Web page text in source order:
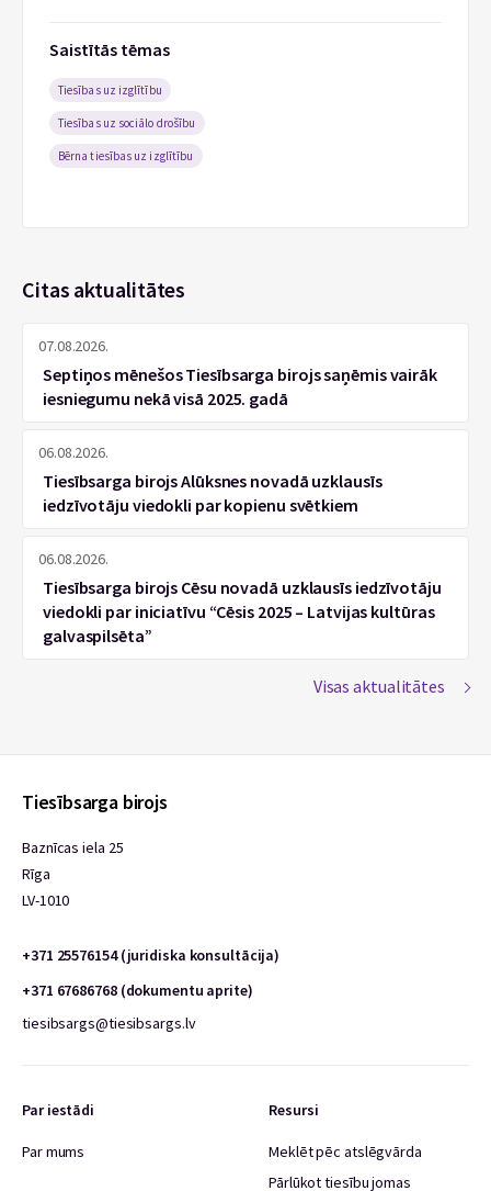
Saistītās tēmas
Tiesības uz izglītību
Tiesības uz sociālo drošību
Bērna tiesības uz izglītību
Citas aktualitātes
07.08.2026.
Septiņos mēnešos Tiesībsarga birojs saņēmis vairāk
iesniegumu nekā visā 2025. gadā
06.08.2026.
Tiesībsarga birojs Alūksnes novadā uzklausīs
iedzīvotāju viedokli par kopienu svētkiem
06.08.2026.
Tiesībsarga birojs Cēsu novadā uzklausīs iedzīvotāju
viedokli par iniciatīvu “Cēsis 2025 – Latvijas kultūras
galvaspilsēta”
Visas aktualitātes
Tiesībsarga birojs
Baznīcas iela 25
Rīga
LV-1010
+371 25576154 (juridiska konsultācija)
+371 67686768 (dokumentu aprite)
tiesibsargs@tiesibsargs.lv
Par iestādi
Par mums
Resursi
Meklēt pēc atslēgvārda
Pārlūkot tiesību jomas